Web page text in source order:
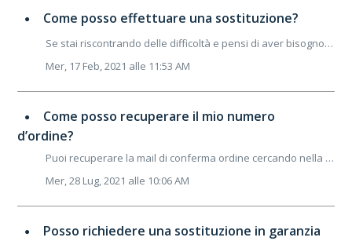
Come posso effettuare una sostituzione?
Se stai riscontrando delle difficoltà e pensi di aver bisogno di assistenza, ti invitiamo prima a contattare il nostro supporto tecnico tramite questa pagin...
Mer, 17 Feb, 2021 alle 11:53 AM
Come posso recuperare il mio numero
d’ordine?
Puoi recuperare la mail di conferma ordine cercando nella tua casella la mail inviata dall’indirizzo&nbsp;info@filotrack.com&nbsp;con oggetto “Grazi...
Mer, 28 Lug, 2021 alle 10:06 AM
Posso richiedere una sostituzione in garanzia